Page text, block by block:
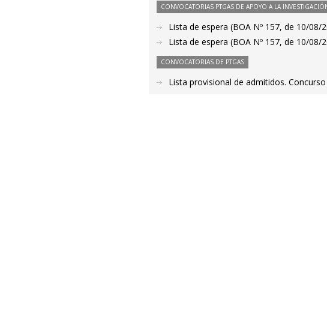
CONVOCATORIAS PTGAS DE APOYO A LA
Lista de espera (BOA Nº 157, de 10/
Lista de espera (BOA Nº 157, de 10/
CONVOCATORIAS DE PTGAS
Lista provisional de admitidos.